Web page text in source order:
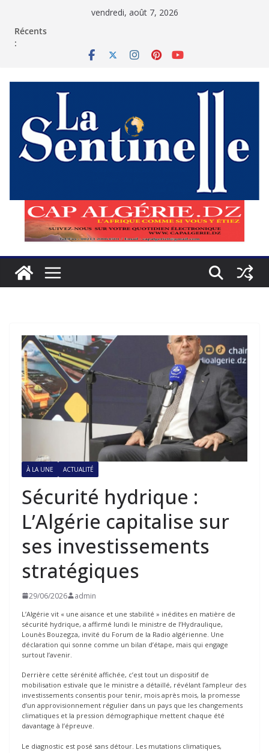
vendredi, août 7, 2026
Récents
:
À LA UNE ACTUALITÉ
Sécurité hydrique :
L’Algérie capitalise sur
ses investissements
stratégiques
29/06/2026 admin
L’Algérie vit « une aisance et une stabilité » inédites en matière de
sécurité hydrique, a affirmé lundi le ministre de l’Hydraulique,
Lounès Bouzegza, invité du Forum de la Radio algérienne. Une
déclaration qui sonne comme un bilan d’étape, mais qui engage
surtout l’avenir.
Derrière cette sérénité affichée, c’est tout un dispositif de
mobilisation estivale que le ministre a détaillé, révélant l’ampleur des
investissements consentis pour tenir, mois après mois, la promesse
d’un approvisionnement régulier dans un pays que les changements
climatiques et la pression démographique mettent chaque été
davantage à l’épreuve.
Le diagnostic est posé sans détour. Les mutations climatiques,